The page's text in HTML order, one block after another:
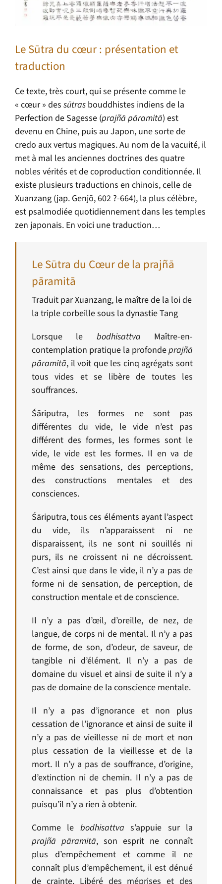
Le Sūtra du cœur : présentation et
traduction
Ce texte, très court, qui se présente comme le
« cœur » des sūtrasbouddhistes indiens de la
Perfection de Sagesse (prajñā pāramitā) est
devenu en Chine, puis au Japon, une sorte de
credo aux vertus magiques. Au nom de la vacuité, il
met à mal les anciennes doctrines des quatre
nobles vérités et de coproduction conditionnée. Il
existe plusieurs traductions en chinois, celle de
Xuanzang (jap. Genjō, 602 ?-664), la plus célèbre,
est psalmodiée quotidiennement dans les temples
zen japonais. En voici une traduction…
Le Sūtra du Cœur de la prajñā
pāramitā
Traduit par Xuanzang, le maître de la loi de
la triple corbeille sous la dynastie Tang
Lorsque le bodhisattva Maître-en-
contemplation pratique la profondeprajñā
pāramitā, il voit que les cinq agrégats sont
tous vides et se libère de toutes les
souffrances.
Śāriputra, les formes ne sont pas
différentes du vide, le vide n’est pas
différent des formes, les formes sont le
vide, le vide est les formes. Il en va de
même des sensations, des perceptions,
des constructions mentales et des
consciences.
Śāriputra, tous ces éléments ayant l’aspect
du vide, ils n’apparaissent ni ne
disparaissent, ils ne sont ni souillés ni
purs, ils ne croissent ni ne décroissent.
C’est ainsi que dans le vide, il n’y a pas de
forme ni de sensation, de perception, de
construction mentale et de conscience.
Il n’y a pas d’œil, d’oreille, de nez, de
langue, de corps ni de mental. Il n’y a pas
de forme, de son, d’odeur, de saveur, de
tangible ni d’élément. Il n’y a pas de
domaine du visuel et ainsi de suite il n’y a
pas de domaine de la conscience mentale.
Il n’y a pas d’ignorance et non plus
cessation de l’ignorance et ainsi de suite il
n’y a pas de vieillesse ni de mort et non
plus cessation de la vieillesse et de la
mort. Il n’y a pas de souffrance, d’origine,
d’extinction ni de chemin. Il n’y a pas de
connaissance et pas plus d’obtention
puisqu’il n’y a rien à obtenir.
Comme le bodhisattva s’appuie sur la
prajñā pāramitā, son esprit ne connaît
plus d’empêchement et comme il ne
connaît plus d’empêchement, il est dénué
de crainte. Libéré des méprises et des